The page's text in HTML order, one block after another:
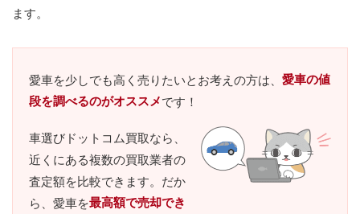
ます。
愛車を少しでも高く売りたいとお考えの方は、 愛車の値
段を調べるのがオススメです！
車選びドットコム買取なら、
近くにある複数の買取業者の
査定額を比較できます。だか
ら、愛車を最高額で売却でき